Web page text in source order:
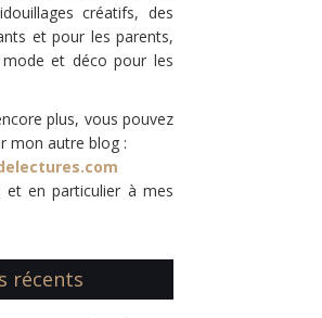
créatifs, des
et pour les parents,
et déco pour les
plus, vous pouvez
mon autre blog :
et en particulier à mes
récents